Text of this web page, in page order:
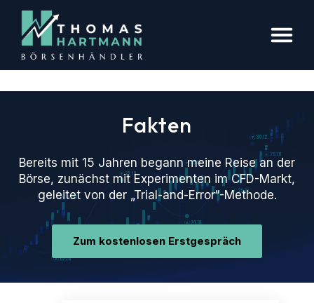
Fakten
Bereits mit 15 Jahren begann meine Reise an der
Börse, zunächst mit Experimenten im CFD-Markt,
geleitet von der „Trial-and-Error“-Methode.
Zum kostenlosen Erstgespräch